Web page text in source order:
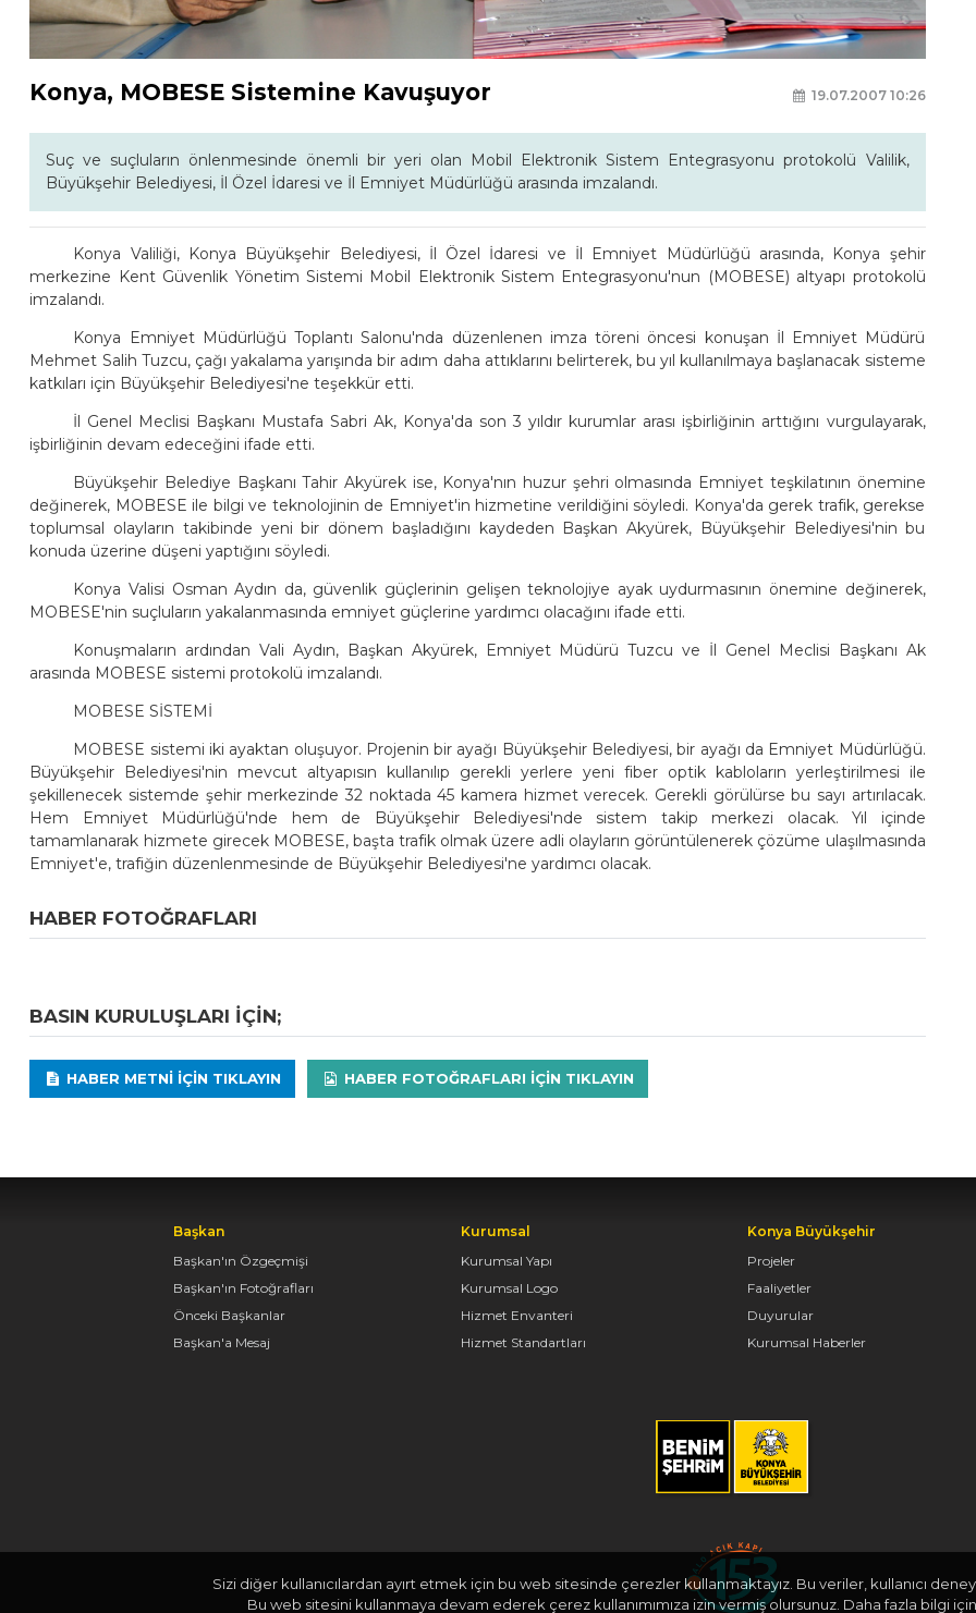
Konya, MOBESE Sistemine Kavuşuyor 19.07.2007 10:26
Suç ve suçluların önlenmesinde önemli bir yeri olan Mobil Elektronik Sistem Entegrasyonu protokolü Valilik,
Büyükşehir Belediyesi, İl Özel İdaresi ve İl Emniyet Müdürlüğü arasında imzalandı.
Konya Valiliği, Konya Büyükşehir Belediyesi, İl Özel İdaresi ve İl Emniyet Müdürlüğü arasında, Konya şehir
merkezine Kent Güvenlik Yönetim Sistemi Mobil Elektronik Sistem Entegrasyonu'nun (MOBESE) altyapı protokolü
imzalandı.
Konya Emniyet Müdürlüğü Toplantı Salonu'nda düzenlenen imza töreni öncesi konuşan İl Emniyet Müdürü
Mehmet Salih Tuzcu, çağı yakalama yarışında bir adım daha attıklarını belirterek, bu yıl kullanılmaya başlanacak sisteme
katkıları için Büyükşehir Belediyesi'ne teşekkür etti.
İl Genel Meclisi Başkanı Mustafa Sabri Ak, Konya'da son 3 yıldır kurumlar arası işbirliğinin arttığını vurgulayarak,
işbirliğinin devam edeceğini ifade etti.
Büyükşehir Belediye Başkanı Tahir Akyürek ise, Konya'nın huzur şehri olmasında Emniyet teşkilatının önemine
değinerek, MOBESE ile bilgi ve teknolojinin de Emniyet'in hizmetine verildiğini söyledi. Konya'da gerek trafik, gerekse
toplumsal olayların takibinde yeni bir dönem başladığını kaydeden Başkan Akyürek, Büyükşehir Belediyesi'nin bu
konuda üzerine düşeni yaptığını söyledi.
Konya Valisi Osman Aydın da, güvenlik güçlerinin gelişen teknolojiye ayak uydurmasının önemine değinerek,
MOBESE'nin suçluların yakalanmasında emniyet güçlerine yardımcı olacağını ifade etti.
Konuşmaların ardından Vali Aydın, Başkan Akyürek, Emniyet Müdürü Tuzcu ve İl Genel Meclisi Başkanı Ak
arasında MOBESE sistemi protokolü imzalandı.
MOBESE SİSTEMİ
MOBESE sistemi iki ayaktan oluşuyor. Projenin bir ayağı Büyükşehir Belediyesi, bir ayağı da Emniyet Müdürlüğü.
Büyükşehir Belediyesi'nin mevcut altyapısın kullanılıp gerekli yerlere yeni fiber optik kabloların yerleştirilmesi ile
şekillenecek sistemde şehir merkezinde 32 noktada 45 kamera hizmet verecek. Gerekli görülürse bu sayı artırılacak.
Hem Emniyet Müdürlüğü'nde hem de Büyükşehir Belediyesi'nde sistem takip merkezi olacak. Yıl içinde
tamamlanarak hizmete girecek MOBESE, başta trafik olmak üzere adli olayların görüntülenerek çözüme ulaşılmasında
Emniyet'e, trafiğin düzenlenmesinde de Büyükşehir Belediyesi'ne yardımcı olacak.
HABER FOTOĞRAFLARI
BASIN KURULUŞLARI IÇIN;
HABER METNI IÇIN TIKLAYIN HABER FOTOĞRAFLARI IÇIN TIKLAYIN
Başkan
Başkan'ın Özgeçmişi
Başkan'ın Fotoğrafları
Önceki Başkanlar
Başkan'a Mesaj
Kurumsal
Kurumsal Yapı
Kurumsal Logo
Hizmet Envanteri
Hizmet Standartları
Konya Büyükşehir
Projeler
Faaliyetler
Duyurular
Kurumsal Haberler
Sizi diğer kullanıcılardan ayırt etmek için bu web sitesinde çerezler kullanmaktayız. Bu veriler, kullanıcı
Bu web sitesini kullanmaya devam ederek çerez kullanımımıza izin vermiş olursunuz. Daha fazla bilgi